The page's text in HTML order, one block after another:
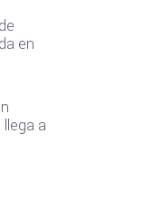
en
a